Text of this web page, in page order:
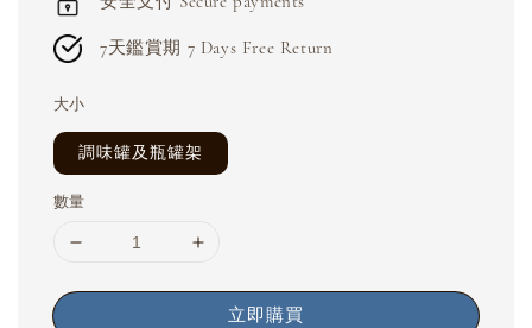
7天鑑賞期 7 Days Free Return
大小
調味罐及瓶罐架
數量
立即購買